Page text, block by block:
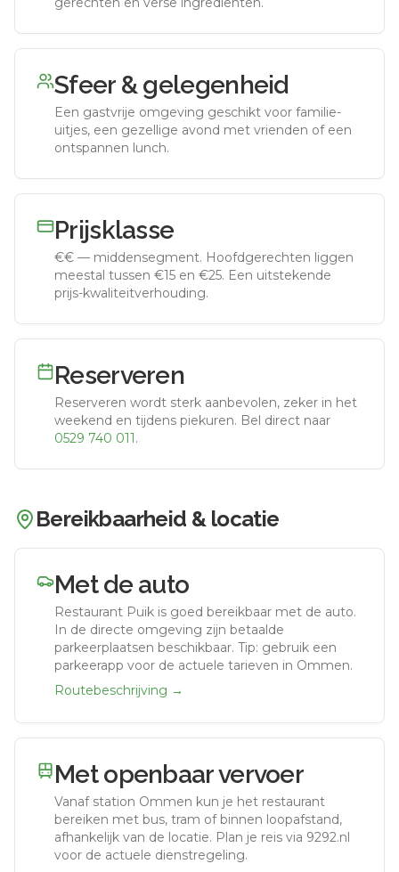
Sfeer & gelegenheid
Een gastvrije omgeving geschikt voor familie-
uitjes, een gezellige avond met vrienden of een
ontspannen lunch.
Prijsklasse
€€ — middensegment. Hoofdgerechten liggen
meestal tussen €15 en €25. Een uitstekende
prijs-kwaliteitverhouding.
Reserveren
Reserveren wordt sterk aanbevolen, zeker in het
weekend en tijdens piekuren. Bel direct naar
0529 740 011 .
Bereikbaarheid & locatie
Met de auto
Restaurant Puik is goed bereikbaar met de auto.
In de directe omgeving zijn betaalde
parkeerplaatsen beschikbaar. Tip: gebruik een
parkeerapp voor de actuele tarieven in Ommen.
Routebeschrijving →
Met openbaar vervoer
Vanaf station Ommen kun je het restaurant
bereiken met bus, tram of binnen loopafstand,
afhankelijk van de locatie. Plan je reis via 9292.nl
voor de actuele dienstregeling.